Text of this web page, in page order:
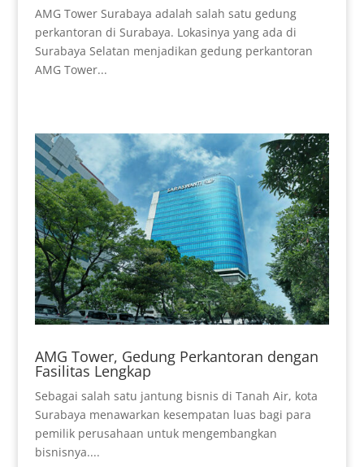
AMG Tower Surabaya adalah salah satu gedung
perkantoran di Surabaya. Lokasinya yang ada di
Surabaya Selatan menjadikan gedung perkantoran
AMG Tower...
AMG Tower, Gedung Perkantoran dengan
Fasilitas Lengkap
Sebagai salah satu jantung bisnis di Tanah Air, kota
Surabaya menawarkan kesempatan luas bagi para
pemilik perusahaan untuk mengembangkan
bisnisnya....